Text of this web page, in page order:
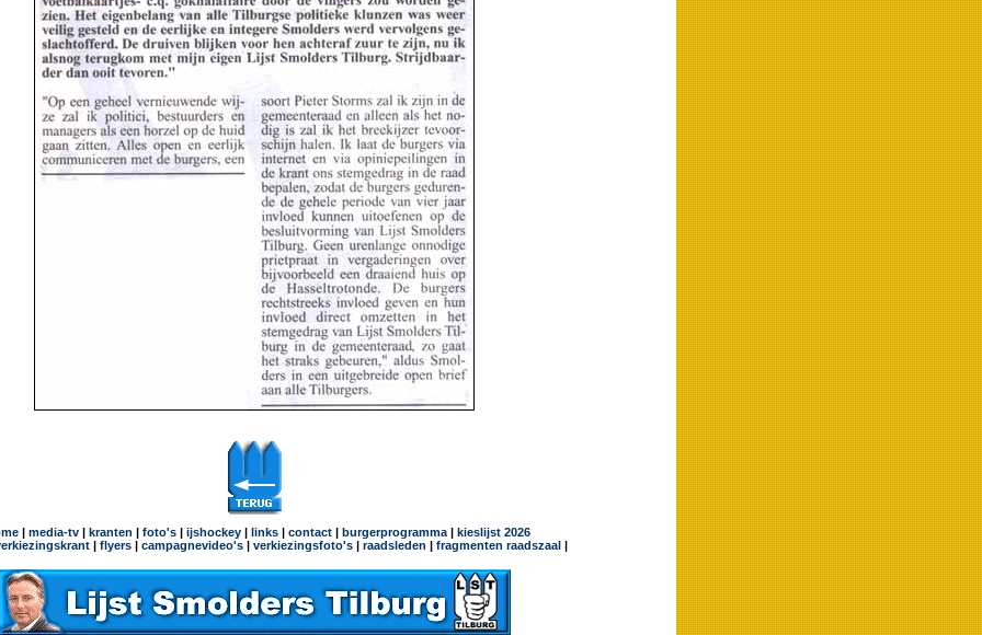
| media-tv| kranten | foto's| ijshockey| links| contact|burgerprogramma| kieslijst 2026
| flyers | campagnevideo's | verkiezingsfoto's | raadsleden | fragmenten raadszaal |